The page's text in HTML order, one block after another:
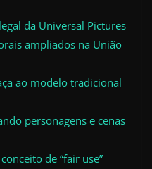
da Universal Pictures
ampliados na União
ao modelo tradicional
personagens e cenas
de “fair use”